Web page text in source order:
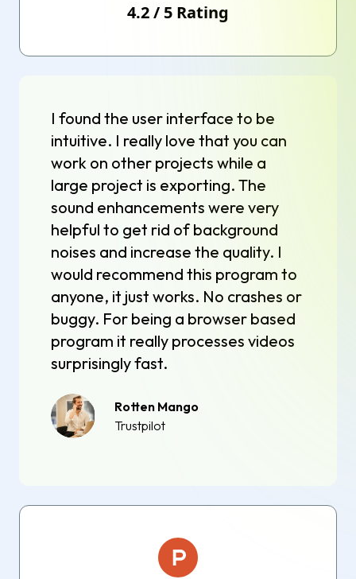
4.2/ 5 Rating
I found the user interface to be
intuitive. I really love that you can
work on other projects while a
large project is exporting. The
sound enhancements were very
helpful to get rid of background
noises and increase the quality. I
would recommend this program to
anyone, it just works. No crashes or
buggy. For being a browser based
program it really processes videos
surprisingly fast.
Rotten Mango
Trustpilot